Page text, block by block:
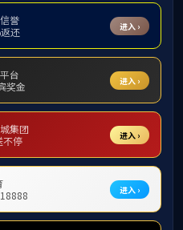
《荷塘随想》入选第九届全国
“泰山文艺奖
美术作品展一等
美展金奖、山东省首届中国
他的《
世纪优秀艺术家 ——
精品集》《卢东花鸟画小品
国书画报》《中华文化画报
表，并在海内外大型画册上
界以及东南亚一带产生了重要
京葡萄网评为“师德标兵”。
的亲切接见。
2018 年6 月，被